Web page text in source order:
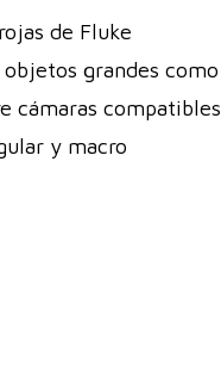
de Fluke
grandes
cámaras
y macro